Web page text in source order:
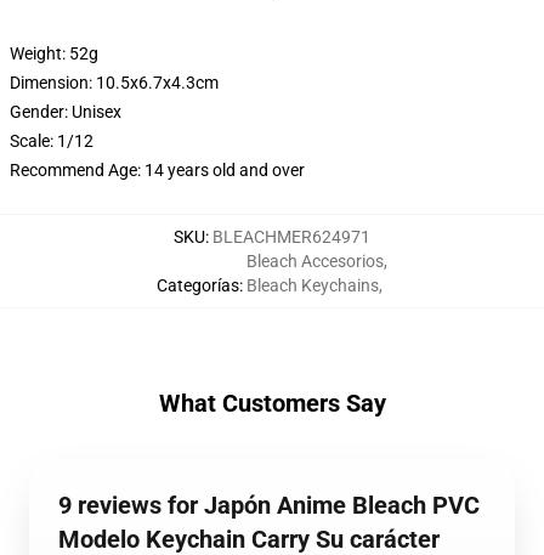
Weight: 52g
Dimension: 10.5x6.7x4.3cm
Gender: Unisex
Scale: 1/12
Recommend Age: 14 years old and over
SKU: BLEACHMER624971
Categorías:
Bleach Accesorios,
Bleach Keychains,
What Customers Say
9 reviews for Japón Anime Bleach PVC
Modelo Keychain Carry Su carácter